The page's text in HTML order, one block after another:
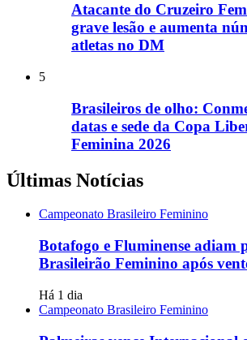
Atacante do Cruzeiro
grave lesão e aumenta
atletas no DM
5
Brasileiros de olho:
datas e sede da Copa
Feminina 2026
Últimas Notícias
Campeonato Brasileiro Feminino
Botafogo e Fluminense adiam
Brasileirão Feminino após
Há 1 dia
Campeonato Brasileiro Feminino